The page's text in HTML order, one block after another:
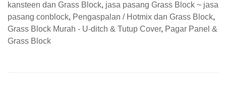
kansteen dan Grass Block, jasa pasang Grass Block ~ jasa
pasang conblock, Pengaspalan / Hotmix dan Grass Block,
Grass Block Murah - U-ditch & Tutup Cover, Pagar Panel &
Grass Block